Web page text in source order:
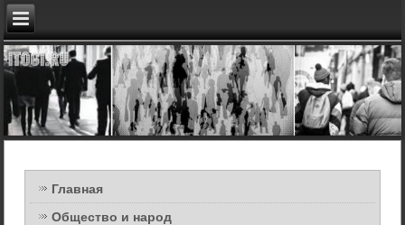
Главная
Общество и народ